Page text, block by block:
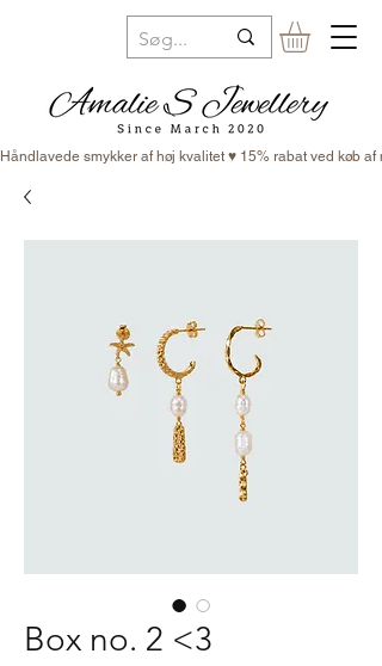
Håndlavede smykker af høj kvalitet ♥ 15% rabat ved køb
Box no. 2 <3